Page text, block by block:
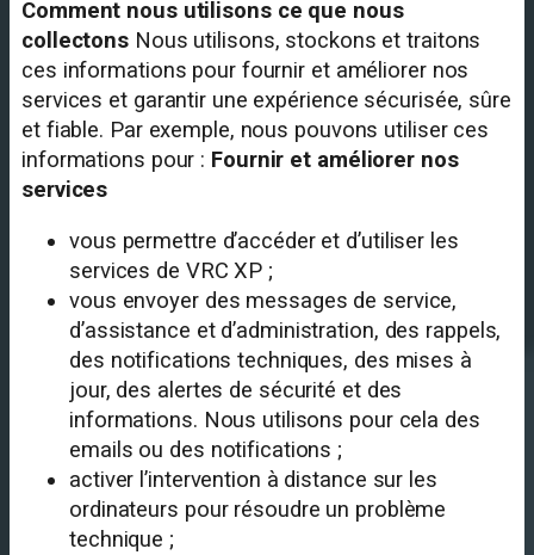
Comment nous utilisons ce que nous
collectons Nous utilisons, stockons et traitons
ces informations pour fournir et améliorer nos
services et garantir une expérience sécurisée, sûre
et fiable. Par exemple, nous pouvons utiliser ces
informations pour : Fournir et améliorer nos
services
vous permettre d’accéder et d’utiliser les
services de VRC XP ;
vous envoyer des messages de service,
d’assistance et d’administration, des rappels,
des notifications techniques, des mises à
jour, des alertes de sécurité et des
informations. Nous utilisons pour cela des
emails ou des notifications ;
activer l’intervention à distance sur les
ordinateurs pour résoudre un problème
technique ;